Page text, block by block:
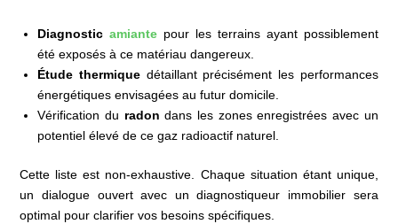
Diagnosticamiante pour les terrains ayant possiblement
été exposés à ce matériau dangereux.
Étude thermique détaillant précisément les performances
énergétiques envisagées au futur domicile.
Vérification du radon dans les zones enregistrées avec un
potentiel élevé de ce gaz radioactif naturel.
Cette liste est non-exhaustive. Chaque situation étant unique,
un dialogue ouvert avec un diagnostiqueur immobilier sera
optimal pour clarifier vos besoins spécifiques.